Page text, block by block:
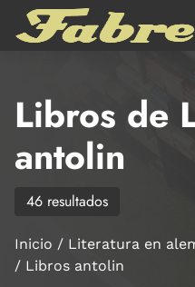
Saltar al contenido principal
Libros de
antolin
46 resultados
Inicio Literatura en
Libros antolin